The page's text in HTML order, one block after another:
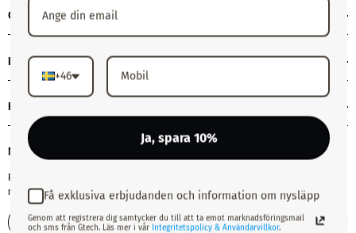
GTECH
INFORMATION
KUNDSERVICE
NYHETSBREV
Prenumerera på vårt nyhetsbrev! Få exklusiva erbjudanden, våra senaste
nyheter och mycket mer.
Skicka
+46
Ja, spara 10%
Få exklusiva erbjudanden och information om nysläpp
Genom att registrera dig samtycker du till att ta emot marknadsföringsmail
och sms från Gtech. Läs mer i vår Integritetspolicy & Användarvillkor.